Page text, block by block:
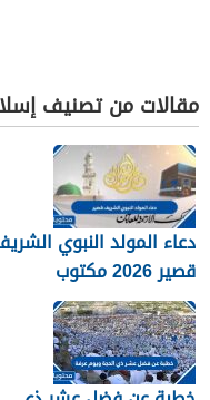
مقالات من تصنيف
دعاء المولد النبوي
قصير 2026 مكتوب